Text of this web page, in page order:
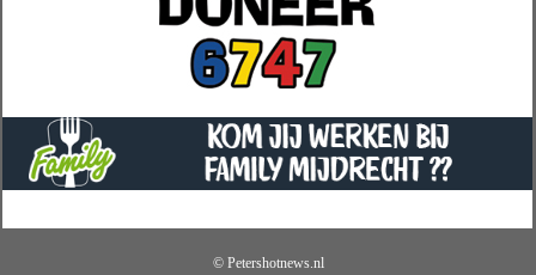
© Petershotnews.nl